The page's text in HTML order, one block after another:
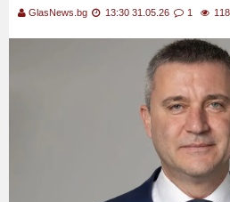
GlasNews.bg 13:30 31.05.26 1